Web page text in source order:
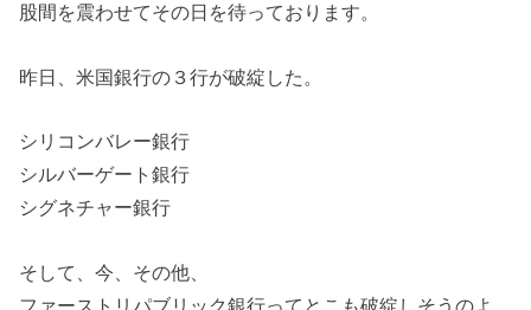
股間を震わせてその日を待っております。
昨日、米国銀行の３行が破綻した。
シリコンバレー銀行
シルバーゲート銀行
シグネチャー銀行
そして、今、その他、
ファーストリパブリック銀行ってとこも破綻しそうのよ